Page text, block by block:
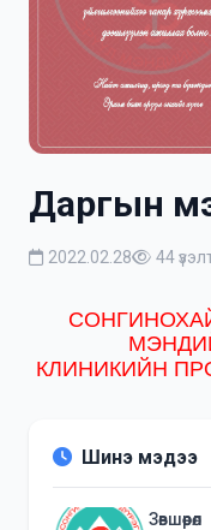
Даргын
2022.02.28 44
КЛИНИКИЙН
Шинэ мэдээ
Зөвшөөрөл